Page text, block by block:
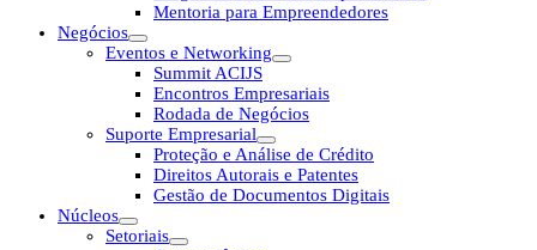
Mentoria para Empreendedores
Negócios
Eventos e Networking
Summit ACIJS
Encontros Empresariais
Rodada de Negócios
Suporte Empresarial
Proteção e Análise de Crédito
Direitos Autorais e Patentes
Gestão de Documentos Digitais
Núcleos
Setoriais